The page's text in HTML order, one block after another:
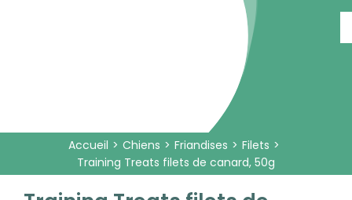
Accueil Chiens Friandises
Filets
Training Treats filets de canard, 50g